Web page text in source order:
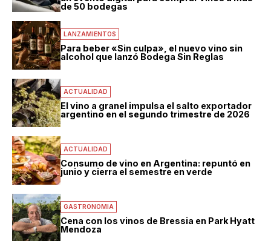
de 50 bodegas
LANZAMIENTOS
Para beber «Sin culpa», el nuevo vino sin
alcohol que lanzó Bodega Sin Reglas
ACTUALIDAD
El vino a granel impulsa el salto exportador
argentino en el segundo trimestre de 2026
ACTUALIDAD
Consumo de vino en Argentina: repuntó en
junio y cierra el semestre en verde
GASTRONOMIA
Cena con los vinos de Bressia en Park Hyatt
Mendoza